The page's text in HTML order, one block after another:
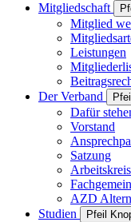
Mitgliedschaft
Mitglied
Leistungen
Der Verband
Dafür
Vorstand
Satzung
AZD
Studien
Pfeil